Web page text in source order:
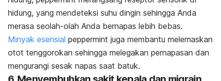
hidung, yang mendeteksi suhu dingin sehingga Anda
merasa seolah-olah Anda bernapas lebih bebas.
Minyak esensial peppermint juga membantu melemaskan
otot tenggorokan sehingga melegakan pernapasan dan
mengurangi sesak napas saat batuk.